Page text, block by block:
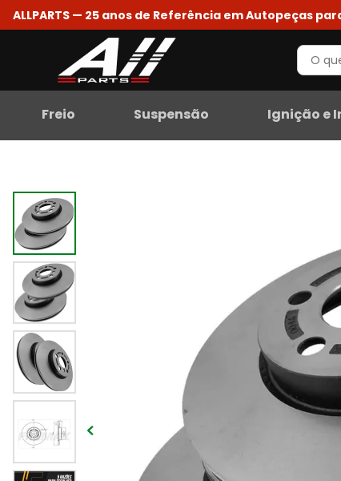
ALLPARTS — 25 anos de Referência em Autopeças
Freio Suspensão Ignição e